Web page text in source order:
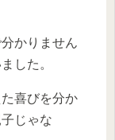
かりません
した。
喜びを分か
じゃな